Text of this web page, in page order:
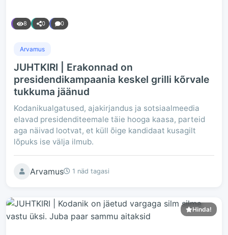
8 0 0
Arvamus
JUHTKIRI | Erakonnad on
presidendikampaania keskel grilli kõrvale
tukkuma jäänud
Kodanikualgatused, ajakirjandus ja sotsiaalmeedia
elavad presidenditeemale täie hooga kaasa, parteid
aga näivad lootvat, et küll õige kandidaat kusagilt
lõpuks ise välja ilmub.
Arvamus 1 näd tagasi
Hinda!